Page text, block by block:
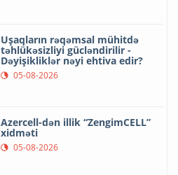
Uşaqların rəqəmsal mühitdə
təhlükəsizliyi gücləndirilir -
Dəyişikliklər nəyi ehtiva edir?
05-08-2026
Azercell-dən illik “ZengimCELL”
xidməti
05-08-2026